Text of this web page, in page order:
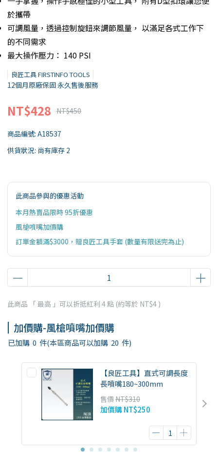
於攜帶
可調風量，透過控制旋鈕來調節風量， 以滿足各式工作下
的不同需求
最大操作壓力： 140 PSI
良匠工具 FIRSTINFO TOOLS
12個月原廠保固 永久售後服務
NT$428 NT$450
商品編號: A18537
供貨狀況: 尚有庫存 2
此商品參與的優惠活動
本月熱賣品限時 95折優惠
風槍噴嘴加價購
訂單金額滿$3000，贈良匠工具手套 (數量有限送完為止)
此商品 「 最高 」可以折抵紅利 4點 (約等於 NT$4 )
加價購-風槍噴嘴加價購
已加購 0 件(本區商品可以加購 20 件)
【良匠工具】直式可調長度
長噴嘴180~300mm
售價 NT$310
加價購NT$250